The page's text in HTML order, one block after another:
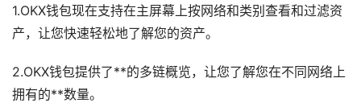
1.OKX钱包现在支持在主屏幕上按网络和类别查看和过滤资
产，让您快速轻松地了解您的资产。
2.OKX钱包提供了**的多链概览，让您了解您在不同网络上
拥有的**数量。